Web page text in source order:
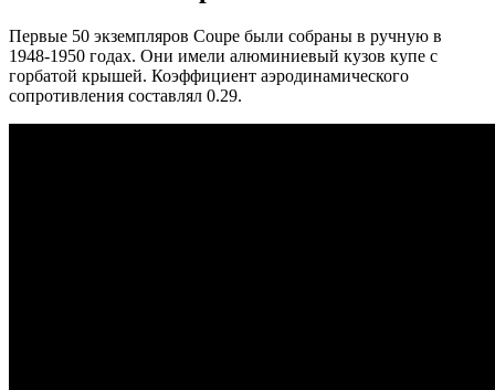
Первые 50 экземпляров Coupe были собраны в ручную в
1948-1950 годах. Они имели алюминиевый кузов купе с
горбатой крышей. Коэффициент аэродинамического
сопротивления составлял 0.29.